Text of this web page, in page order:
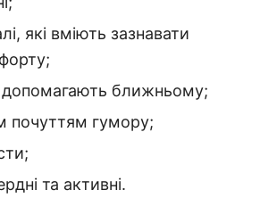
які вміють зазнавати
ближньому;
почуттям гумору;
та активні.